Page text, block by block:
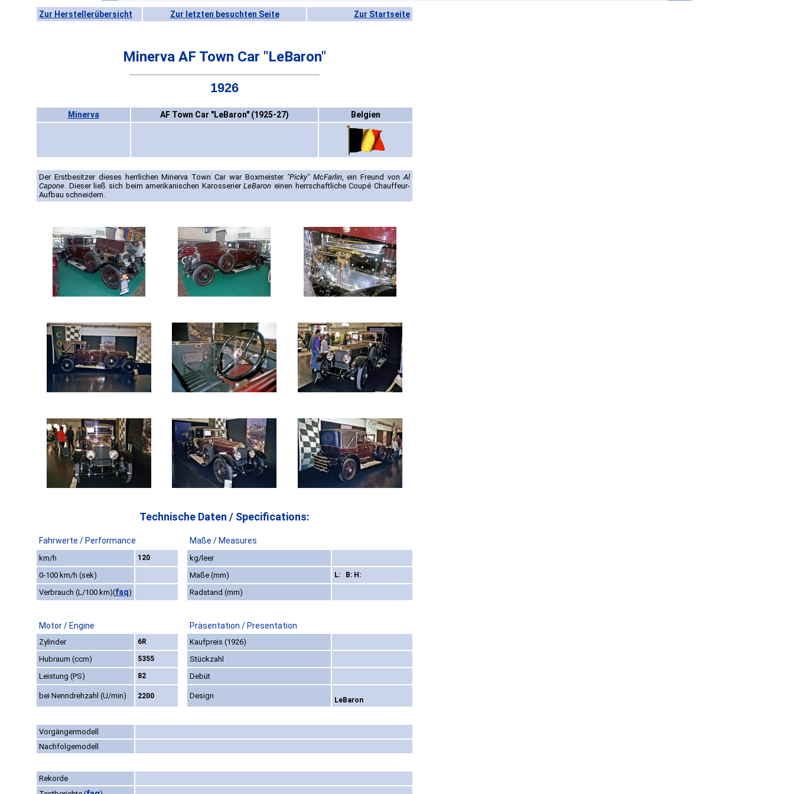
Zur Herstellerübersicht Zur letzten besuchten Seite Zur Startseite
Minerva AF Town Car "LeBaron"
1926
Minerva AF Town Car "LeBaron" (1925-27) Belgien
Der Erstbesitzer dieses herrlichen Minerva Town Car war Boxmeister "Picky" McFarlin, ein Freund vonAl
Capone. Dieser ließ sich beim amerikanischen KarosserierLeBaron einen herrschaftliche Coupé Chauffeur-
Aufbau schneidern.
Technische Daten / Specifications:
Fahrwerte / Performance Maße / Measures
km/h 120
kg/leer
0-100 km/h (sek)
Maße (mm) L: B: H:
Verbrauch (L/100 km)(faq) Radstand (mm)
Motor / Engine Präsentation / Presentation
Zylinder 6R
Kaufpreis (1926)
Hubraum (ccm)
5355
Stückzahl
Leistung (PS)
82 Debüt
bei Nenndrehzahl (U/min) 2200 Design LeBaron
Vorgängermodell
Nachfolgemodell
Rekorde